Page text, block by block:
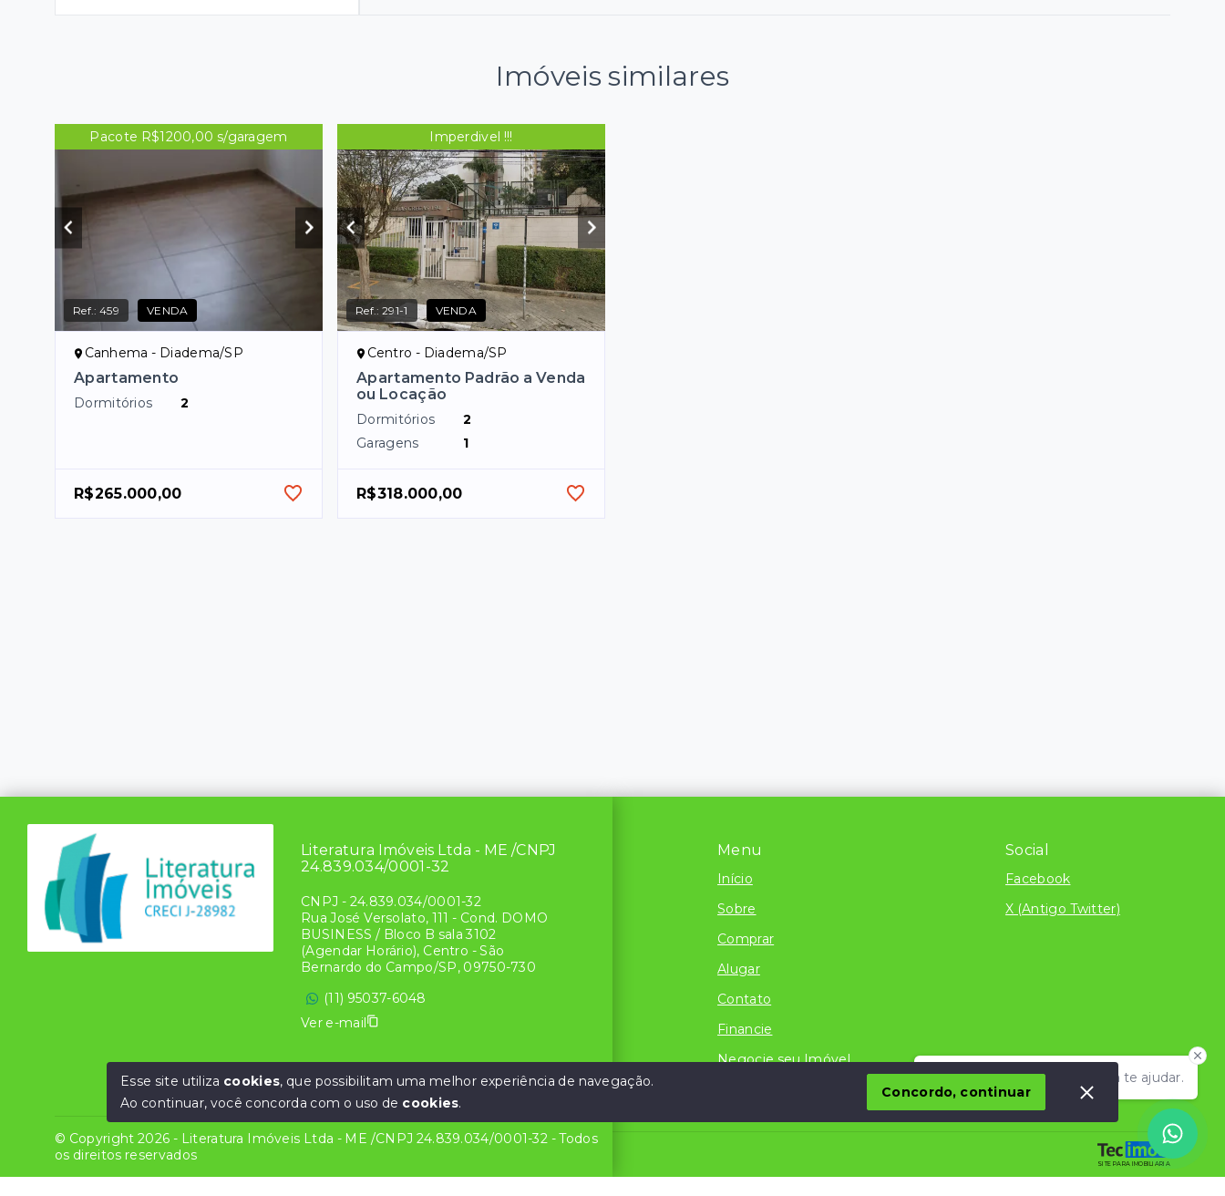
Imóveis similares
Pacote R$1200,00 s/garagem
Ref.:459 VENDA
Canhema - Diadema/SP
Apartamento
Dormitórios 2
R$265.000,00
Imperdivel !!!
Ref.:291-1 VENDA
Centro - Diadema/SP
Apartamento Padrão a Venda
ou Locação
Dormitórios
2
Garagens
1
R$318.000,00
Olá! Estamos disponíveis para te ajudar.
Menu
Início
Sobre
Comprar
Alugar
Contato
Financie
Negocie seu Imóvel
Social
Facebook
X (Antigo Twitter)
SITE PARA IMOBILIARIA
Literatura Imóveis Ltda - ME /CNPJ
24.839.034/0001-32
CNPJ - 24.839.034/0001-32
Rua José Versolato, 111 - Cond. DOMO
BUSINESS / Bloco B sala 3102
(Agendar Horário), Centro - São
Bernardo do Campo/SP, 09750-730
(11) 95037-6048
Ver e-mail
© Copyright 2026 - Literatura Imóveis Ltda - ME /CNPJ 24.839.034/0001-32 - Todos
os direitos reservados
Esse site utiliza cookies, que possibilitam uma melhor experiência de navegação.
Ao continuar, você concorda com o uso de cookies.
Concordo, continuar